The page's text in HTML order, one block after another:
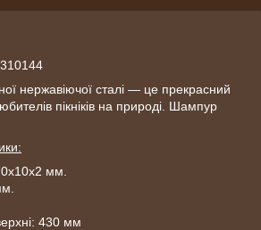
нержавіючої сталі — це прекрасний
пікніків на природі. Шампур
мм.
430 мм